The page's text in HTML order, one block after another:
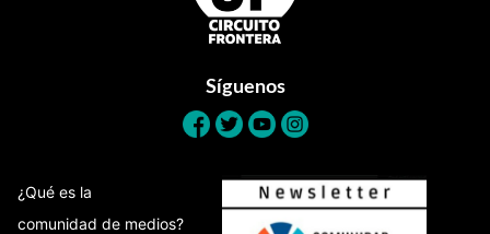
Síguenos
¿Qué es la
comunidad de medios?